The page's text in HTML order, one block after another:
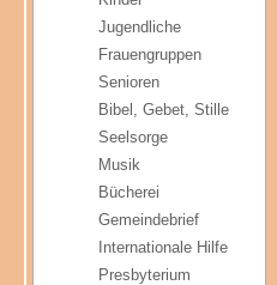
Jugendliche
Frauengruppen
Senioren
Bibel, Gebet, Stille
Seelsorge
Musik
Bücherei
Gemeindebrief
Internationale Hilfe
Presbyterium